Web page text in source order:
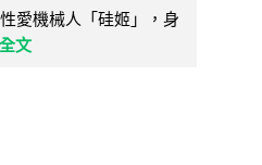
愛機械人「硅姬」，身
文